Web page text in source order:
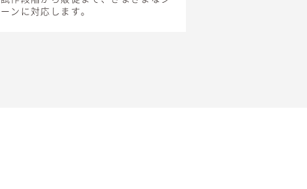
ーンに対応します。